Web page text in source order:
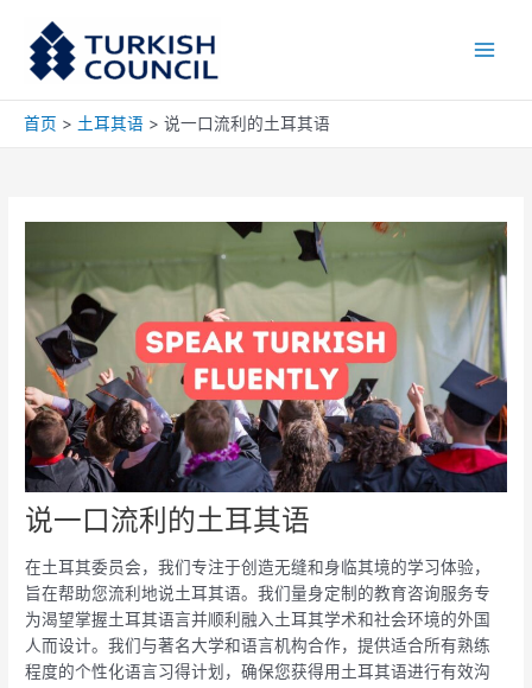
首页 土耳其语 说一口流利的土耳其语
说一口流利的土耳其语
在土耳其委员会，我们专注于创造无缝和身临其境的学习体验，
旨在帮助您流利地说土耳其语。我们量身定制的教育咨询服务专
为渴望掌握土耳其语言并顺利融入土耳其学术和社会环境的外国
人而设计。我们与著名大学和语言机构合作，提供适合所有熟练
程度的个性化语言习得计划，确保您获得用土耳其语进行有效沟